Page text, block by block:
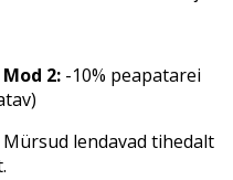
2: -10% peapatarei
lendavad tihedalt